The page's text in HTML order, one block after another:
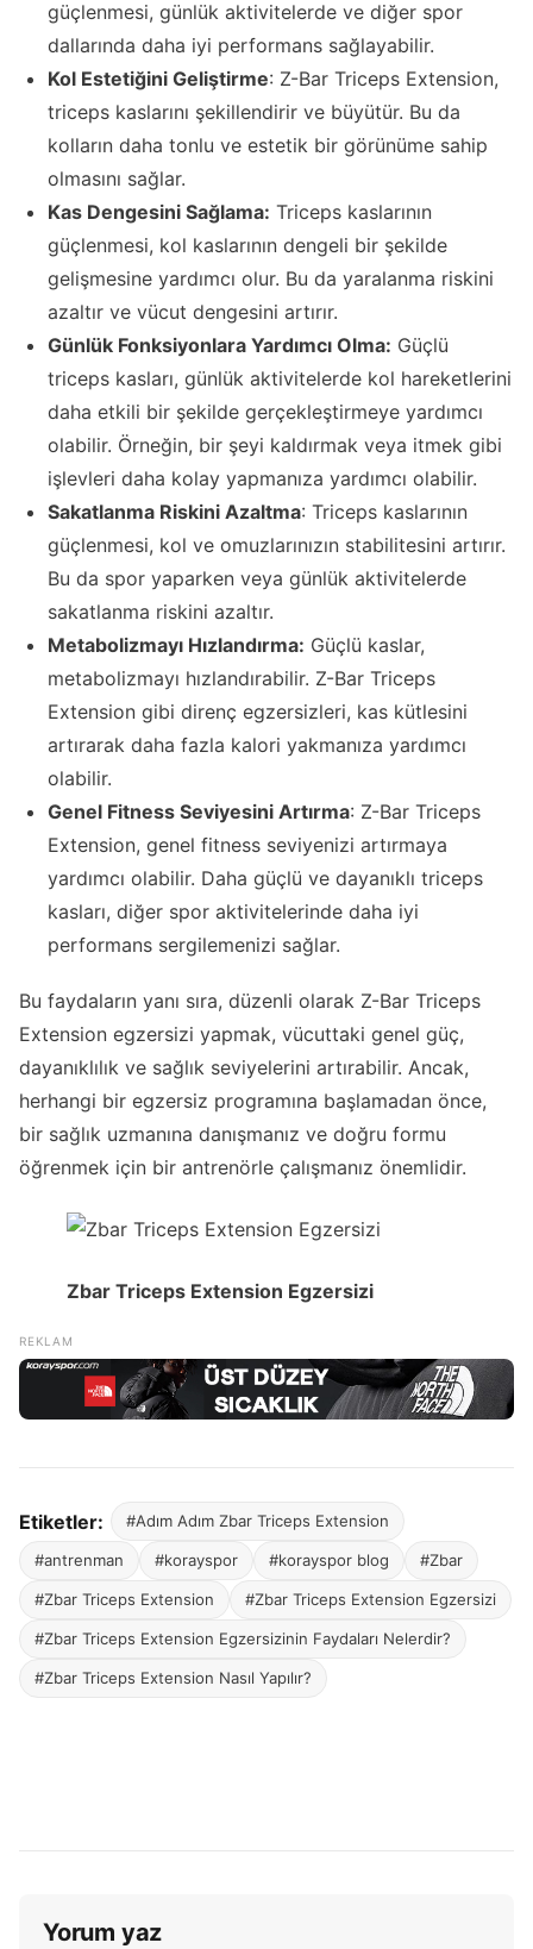
güçlenmesi, günlük aktivitelerde ve diğer spor
dallarında daha iyi performans sağlayabilir.
Kol Estetiğini Geliştirme: Z-Bar Triceps Extension,
triceps kaslarını şekillendirir ve büyütür. Bu da
kolların daha tonlu ve estetik bir görünüme sahip
olmasını sağlar.
Kas Dengesini Sağlama: Triceps kaslarının
güçlenmesi, kol kaslarının dengeli bir şekilde
gelişmesine yardımcı olur. Bu da yaralanma riskini
azaltır ve vücut dengesini artırır.
Günlük Fonksiyonlara Yardımcı Olma: Güçlü
triceps kasları, günlük aktivitelerde kol hareketlerini
daha etkili bir şekilde gerçekleştirmeye yardımcı
olabilir. Örneğin, bir şeyi kaldırmak veya itmek gibi
işlevleri daha kolay yapmanıza yardımcı olabilir.
Sakatlanma Riskini Azaltma: Triceps kaslarının
güçlenmesi, kol ve omuzlarınızın stabilitesini artırır.
Bu da spor yaparken veya günlük aktivitelerde
sakatlanma riskini azaltır.
Metabolizmayı Hızlandırma: Güçlü kaslar,
metabolizmayı hızlandırabilir. Z-Bar Triceps
Extension gibi direnç egzersizleri, kas kütlesini
artırarak daha fazla kalori yakmanıza yardımcı
olabilir.
Genel Fitness Seviyesini Artırma: Z-Bar Triceps
Extension, genel fitness seviyenizi artırmaya
yardımcı olabilir. Daha güçlü ve dayanıklı triceps
kasları, diğer spor aktivitelerinde daha iyi
performans sergilemenizi sağlar.
Bu faydaların yanı sıra, düzenli olarak Z-Bar Triceps
Extension egzersizi yapmak, vücuttaki genel güç,
dayanıklılık ve sağlık seviyelerini artırabilir. Ancak,
herhangi bir egzersiz programına başlamadan önce,
bir sağlık uzmanına danışmanız ve doğru formu
öğrenmek için bir antrenörle çalışmanız önemlidir.
Zbar Triceps Extension Egzersizi
Etiketler: #Adım Adım Zbar Triceps Extension
#antrenman #korayspor #korayspor blog #Zbar
#Zbar Triceps Extension #Zbar Triceps Extension Egzersizi
#Zbar Triceps Extension Egzersizinin Faydaları Nelerdir?
#Zbar Triceps Extension Nasıl Yapılır?
Yorum yaz